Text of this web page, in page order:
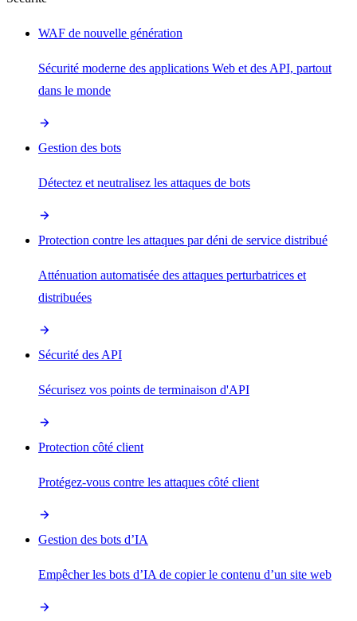
WAF de nouvelle génération
Sécurité moderne des applications Web et des API, partout
dans le monde
Gestion des bots
Détectez et neutralisez les attaques de bots
Protection contre les attaques par déni de service distribué
Atténuation automatisée des attaques perturbatrices et
distribuées
Sécurité des API
Sécurisez vos points de terminaison d'API
Protection côté client
Protégez-vous contre les attaques côté client
Gestion des bots d’IA
Empêcher les bots d’IA de copier le contenu d’un site web